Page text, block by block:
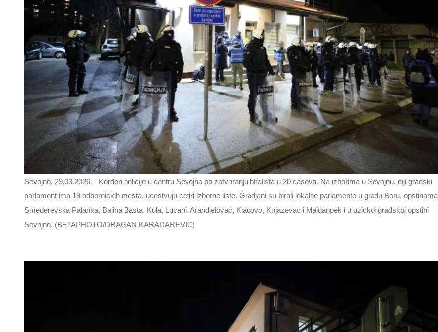
Sevojno, 29.03.2026. - Kordon policije u centru Sevojna po zatvaranju biralista u 20 casova. Na izborima u Sevojnu, ciji gradski
parlament ima 19 odbornickih mesta, ucestvuju cetiri izborne liste. Gradjani su birali lokalne parlamente u gradu Boru, opstinama
Smederevska Palanka, Bajina Basta, Kula, Lucani, Arandjelovac, Kladovo, Knjazevac i Majdanpek i u uzickoj gradskoj opstini
Sevojno. (BETAPHOTO/DRAGAN KARADAREVIC)